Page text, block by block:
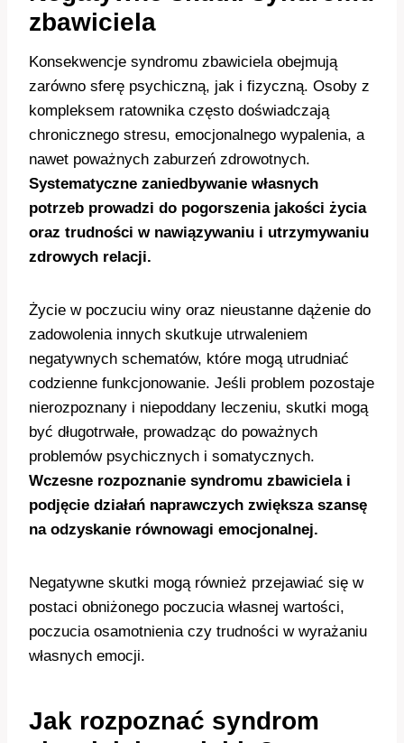
zbawiciela
Konsekwencje syndromu zbawiciela obejmują
zarówno sferę psychiczną, jak i fizyczną. Osoby z
kompleksem ratownika często doświadczają
chronicznego stresu, emocjonalnego wypalenia, a
nawet poważnych zaburzeń zdrowotnych.
Systematyczne zaniedbywanie własnych
potrzeb prowadzi do pogorszenia jakości życia
oraz trudności w nawiązywaniu i utrzymywaniu
zdrowych relacji.
Życie w poczuciu winy oraz nieustanne dążenie do
zadowolenia innych skutkuje utrwaleniem
negatywnych schematów, które mogą utrudniać
codzienne funkcjonowanie. Jeśli problem pozostaje
nierozpoznany i niepoddany leczeniu, skutki mogą
być długotrwałe, prowadząc do poważnych
problemów psychicznych i somatycznych.
Wczesne rozpoznanie syndromu zbawiciela i
podjęcie działań naprawczych zwiększa szansę
na odzyskanie równowagi emocjonalnej.
Negatywne skutki mogą również przejawiać się w
postaci obniżonego poczucia własnej wartości,
poczucia osamotnienia czy trudności w wyrażaniu
własnych emocji.
Jak rozpoznać syndrom